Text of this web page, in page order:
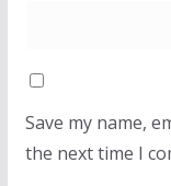
Save my name,
the next time I